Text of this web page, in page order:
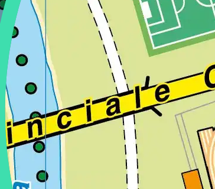
Regione
Sicilia
Regione
Regione
Trentino-Alto Adige
Regione
Umbria
Regione
Valle d'Aosta
Regione